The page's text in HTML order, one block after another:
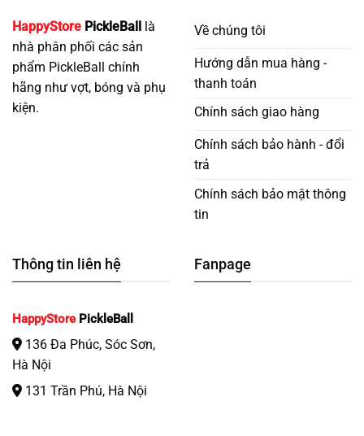
HappyStore PickleBall là
nhà phân phối các sản
phẩm PickleBall chính
hãng như vợt, bóng và phụ
kiện.
Về chúng tôi
Hướng dẫn mua hàng -
thanh toán
Chính sách giao hàng
Chính sách bảo hành - đổi
trả
Chính sách bảo mật thông
tin
Thông tin liên hệ
HappyStorePickleBall
136 Đa Phúc, Sóc Sơn,
Hà Nội
131 Trần Phú, Hà Nội
Fanpage